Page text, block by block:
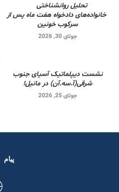
تحلیل روانشناختی
خانواده‌های دادخواه هفت ماه پس از
سرکوب خونین
جولای 30, 2026
نشست دیپلماتیک آسیای جنوب
شرقی‌(آ.سه.آن) در مانیل!
جولای 25, 2026
پیام